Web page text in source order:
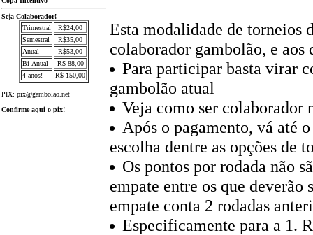
Seja Colaborador!
Trimestral
R$24,00
Semestral
R$35,00
Anual
R$53,00
Bi-Anual
R$ 88,00
4 anos!
R$ 150,00
PIX: pix@gambolao.net
Confirme aqui o pix!
Esta modalidade de torneios
colaborador gambolão, e
Para participar basta virar
gambolão atual
Veja como ser
Após o pagamento, vá até
escolha dentre as opções de
Os pontos por rodada não
empate entre os que
empate conta 2 rodadas
Especificamente para a 1.